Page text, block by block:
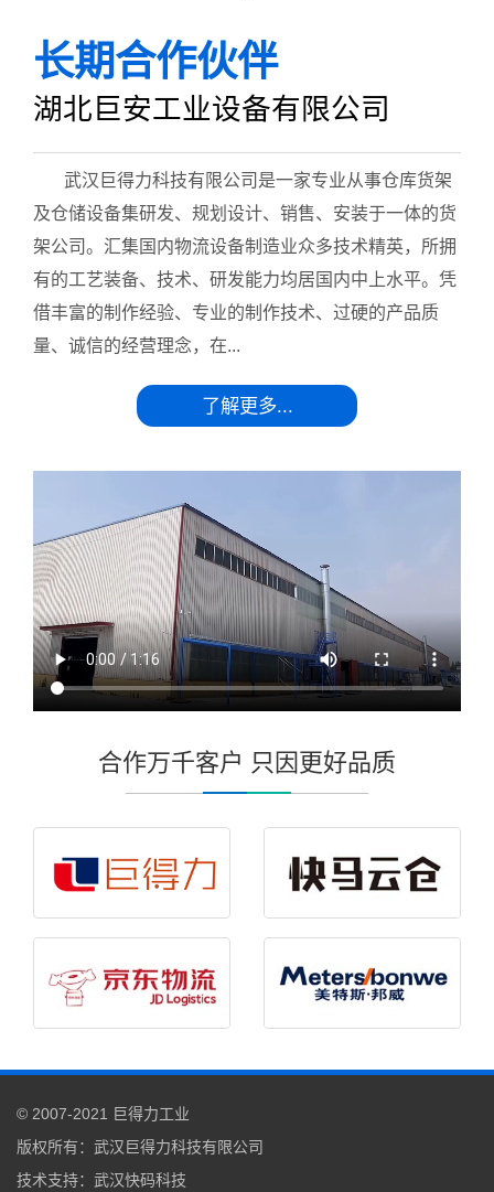
长期合作伙伴
湖北巨安工业设备有限公司
武汉巨得力科技有限公司是一家专业从事仓库货架
及仓储设备集研发、规划设计、销售、安装于一体的货
架公司。汇集国内物流设备制造业众多技术精英，所拥
有的工艺装备、技术、研发能力均居国内中上水平。凭
借丰富的制作经验、专业的制作技术、过硬的产品质
量、诚信的经营理念，在...
了解更多...
合作万千客户 只因更好品质
© 2007-2021
巨得力工业
版权所有： 武汉巨得力科技有限公司
技术支持： 武汉快码科技